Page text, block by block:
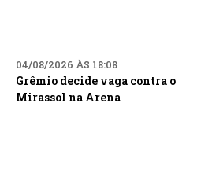
04/08/2026 ÀS 18:08
Grêmio decide vaga contra o
Mirassol na Arena